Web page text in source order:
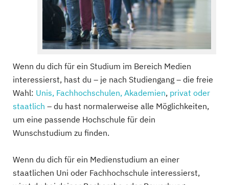
Wenn du dich für ein Studium im Bereich Medien
interessierst, hast du – je nach Studiengang – die freie
Wahl: Unis, Fachhochschulen, Akademien, privat oder
staatlich – du hast normalerweise alle Möglichkeiten,
um eine passende Hochschule für dein
Wunschstudium zu finden.
Wenn du dich für ein Medienstudium an einer
staatlichen Uni oder Fachhochschule interessierst,